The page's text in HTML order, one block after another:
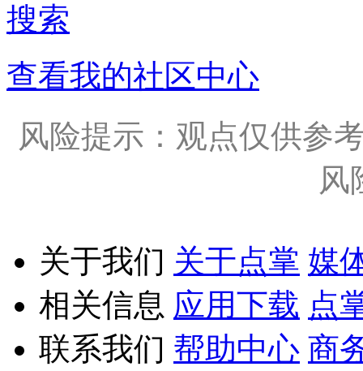
搜索
查看我的社区中心
风险提示：观点仅供参
风
关于我们 关于点掌 媒
相关信息 应用下载 点
联系我们 帮助中心 商